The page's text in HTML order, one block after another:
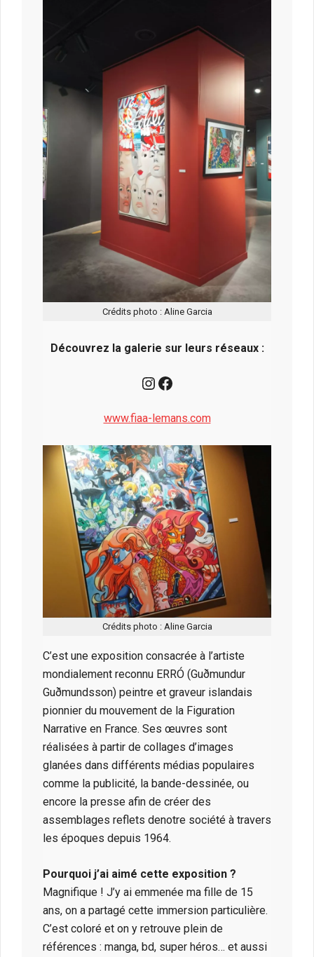
Crédits photo : Aline Garcia
Découvrez la galerie sur leurs réseaux :
InstagramFacebook
www.fiaa-lemans.com
Crédits photo : Aline Garcia
C’est une exposition consacrée à l’artiste
mondialement reconnu ERRÓ (Guðmundur
Guðmundsson) peintre et graveur islandais
pionnier du mouvement de la Figuration
Narrative en France. Ses œuvres sont
réalisées à partir de collages d’images
glanées dans différents médias populaires
comme la publicité, la bande-dessinée, ou
encore la presse afin de créer des
assemblages reflets denotre société à travers
les époques depuis 1964.
Pourquoi j’ai aimé cette exposition ?
Magnifique ! J’y ai emmenée ma fille de 15
ans, on a partagé cette immersion particulière.
C’est coloré et on y retrouve plein de
références : manga, bd, super héros… et aussi